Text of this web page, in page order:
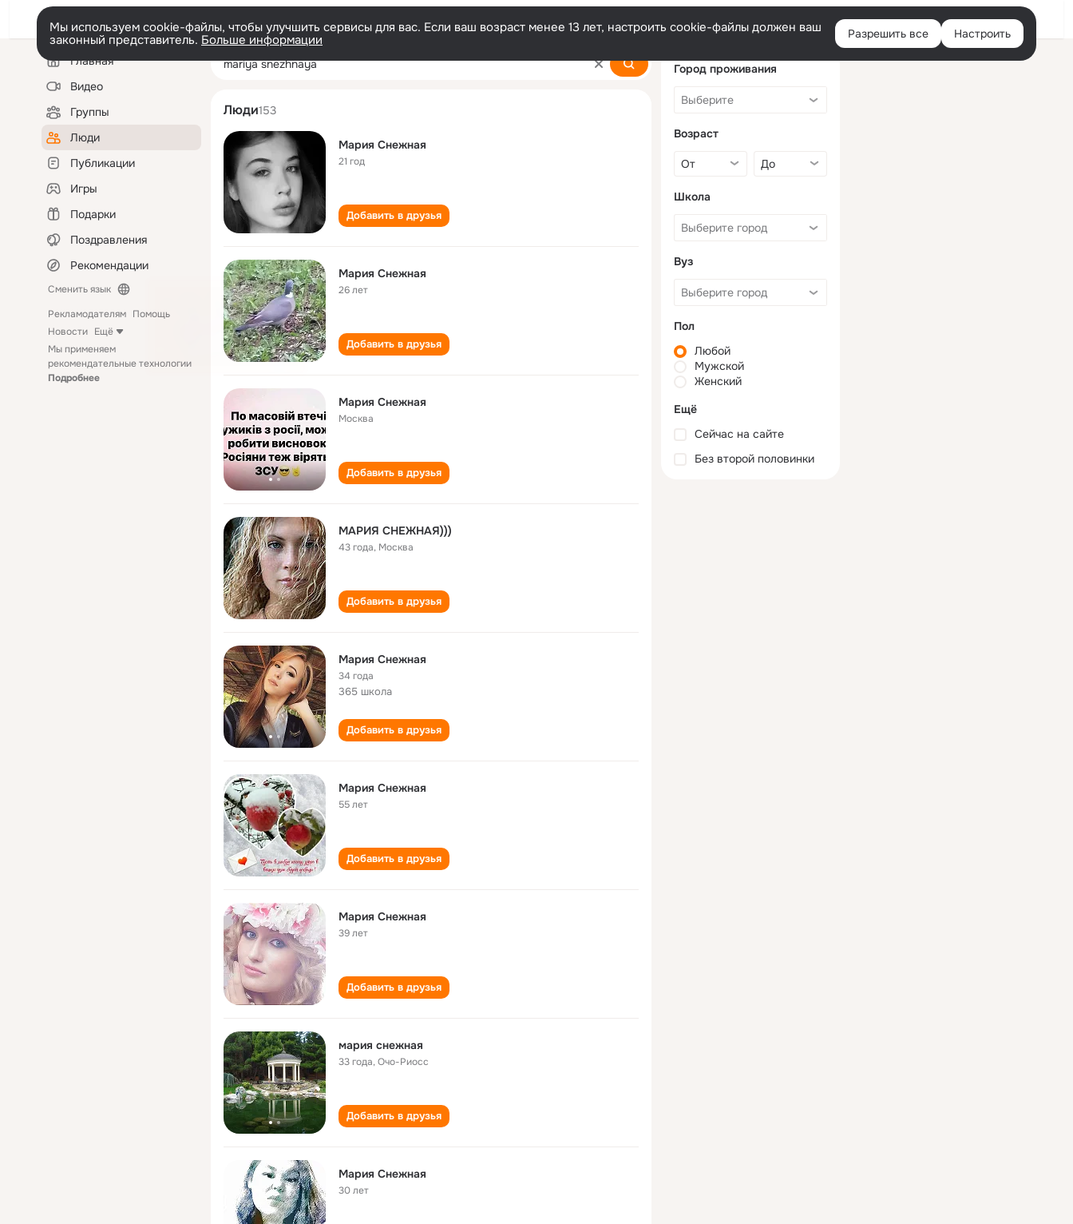
Войти
Мы используем cookie-файлы, чтобы улучшить сервисы для вас. Если ваш возраст менее 13 лет, настроить cookie-файлы должен ваш
законный представитель. Больше информации Разрешить все Настроить
Левая
колонкаГлавная
Видео
Группы
Люди
Публикации
Игры
Подарки
Поздравления
Рекомендации
Сменить язык
Рекламодателям Помощь
Новости Ещё
Мы применяем
рекомендательные технологии
Подробнее
mariya snezhnaya
Люди153
Мария Снежная
21 год
Добавить в друзья
Мария Снежная
26 лет
Добавить в друзья
Мария Снежная
Москва
Добавить в друзья
МАРИЯ СНЕЖНАЯ)))
43 года, Москва
Добавить в друзья
Мария Снежная
34 года
365 школа
Добавить в друзья
Мария Снежная
55 лет
Добавить в друзья
Мария Снежная
39 лет
Добавить в друзья
мария снежная
33 года,Очо-Риосс
Добавить в друзья
Мария Снежная
30 лет
Город проживания
Возраст
Школа
Вуз
Пол
Любой
Мужской
Женский
Ещё
Сейчас на сайте
Без второй половинки